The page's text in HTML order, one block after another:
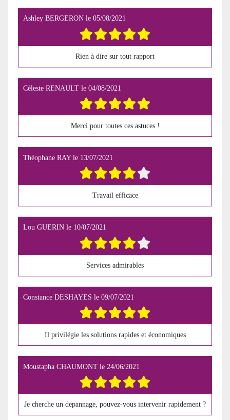
Ashley BERGERON le 05/08/2021
Rien à dire sur tout rapport
Céleste RENAULT le 04/08/2021
Merci pour toutes ces astuces !
Théophane RAYle 13/07/2021
Travail efficace
Lou GUERIN le 10/07/2021
Services admirables
Constance DESHAYES le 09/07/2021
Il privilégie les solutions rapides et économiques
Moustapha CHAUMONT le 24/06/2021
Je cherche un depannage, pouvez-vous intervenir rapidement ?